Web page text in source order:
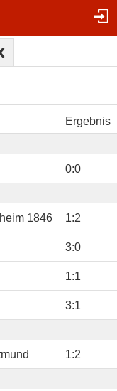
Ergebnis
0:0
1846 1:2
3:0
1:1
3:1
1:2